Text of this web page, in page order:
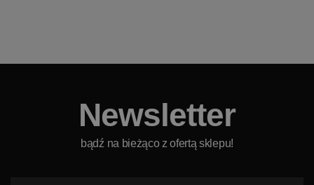
Newsletter
bądź na bieżąco z ofertą sklepu!